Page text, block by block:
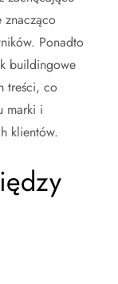
znacząco
Ponadto
buildingowe
treści, co
marki i
klientów.